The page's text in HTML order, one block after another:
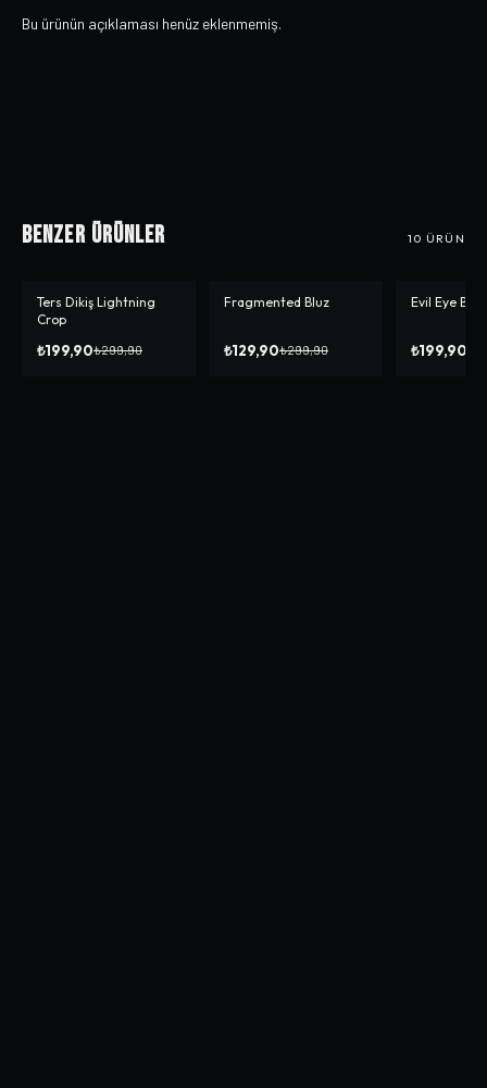
Bu ürünün açıklaması henüz eklenmemiş.
Benzer Ürünler 10 ÜRÜN
-%33
Ters Dikiş Lightning
Crop
₺199,90₺299,90
-%57
Fragmented Bluz
₺129,90₺299,90
-% 50
Evil Eye
₺199,90